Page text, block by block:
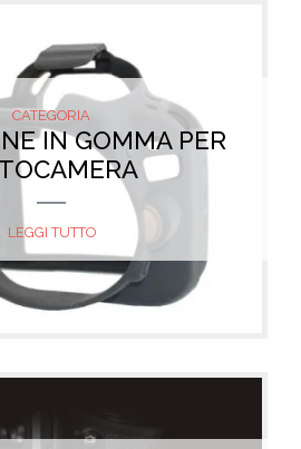
CATEGORIA
IN GOMMA PER
LEGGI TUTTO